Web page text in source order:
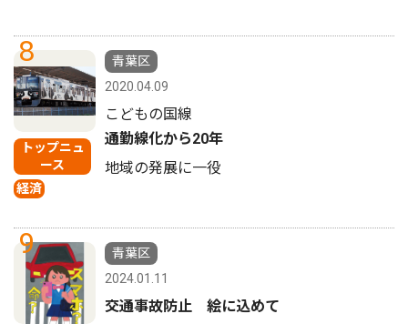
8
トップニュ
ース
経済
青葉区
2020.04.09
こどもの国線
通勤線化から20年
地域の発展に一役
9
青葉区
2024.01.11
交通事故防止 絵に込めて